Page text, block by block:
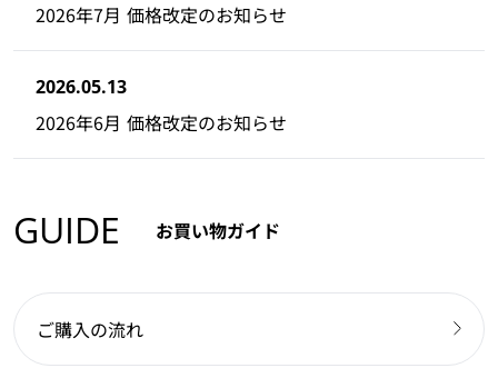
2026年7月 価格改定のお知らせ
2026.05.13
2026年6月 価格改定のお知らせ
GUIDE お買い物ガイド
ご購入の流れ